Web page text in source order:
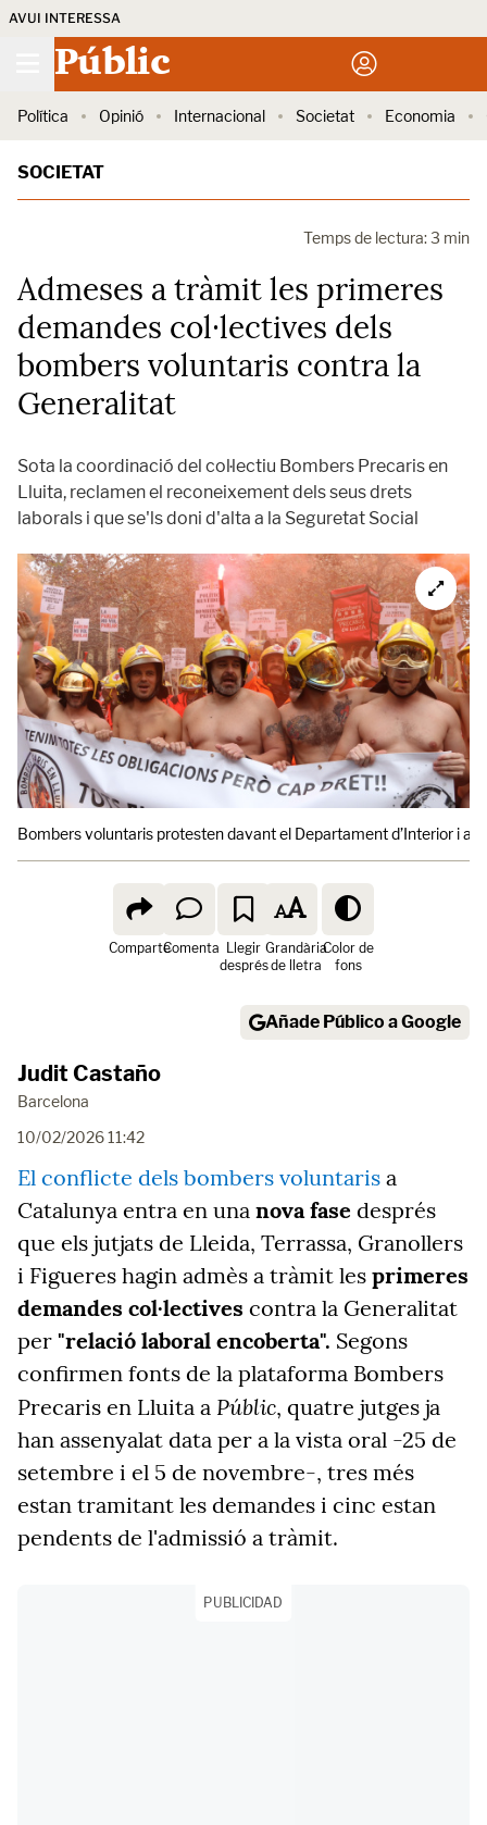
AVUI INTERESSA
Públic
Política Opinió Internacional Societat Economia
SOCIETAT
Temps de lectura: 3 min
Admeses a tràmit les primeres
demandes col·lectives dels
bombers voluntaris contra la
Generalitat
Sota la coordinació del col·lectiu Bombers Precaris en
Lluita, reclamen el reconeixement dels seus drets
laborals i que se'ls doni d'alta a la Seguretat Social
Bombers voluntaris protesten davant el Departament d’Interior i
ComparteComenta Llegir
després
Grandària
de lletra
Color de
fons
Añade Público a Google
Judit Castaño
Barcelona
10/02/2026 11:42
El conflicte dels bombers voluntaris a
Catalunya entra en una nova fase després
que els jutjats de Lleida, Terrassa, Granollers
i Figueres hagin admès a tràmit les primeres
demandes col·lectives contra la Generalitat
per "relació laboral encoberta". Segons
confirmen fonts de la plataforma Bombers
Precaris en Lluita a Públic, quatre jutges ja
han assenyalat data per a la vista oral -25 de
setembre i el 5 de novembre-, tres més
estan tramitant les demandes i cinc estan
pendents de l'admissió a tràmit.
PUBLICIDAD